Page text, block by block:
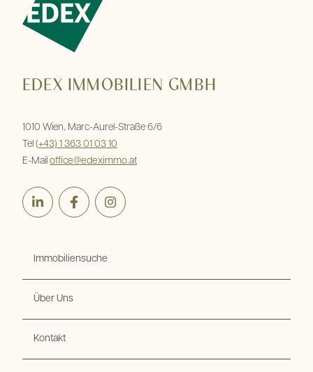
EDEX IMMOBILIEN GMBH
1010 Wien, Marc-Aurel-Straße 6/6
Tel (+43) 1 363 01 03 10
E-Mail office@edeximmo.at
LinkedInFacebookInstagram
Immobiliensuche
Über Uns
Kontakt